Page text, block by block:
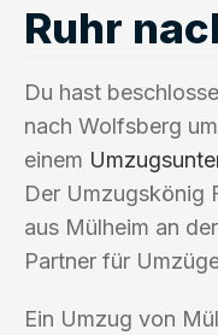
Ruhr
Du hast
nach Wolfsberg
einem
Der Umzugskönig
aus Mülheim an
Partner für
Ein Umzug von